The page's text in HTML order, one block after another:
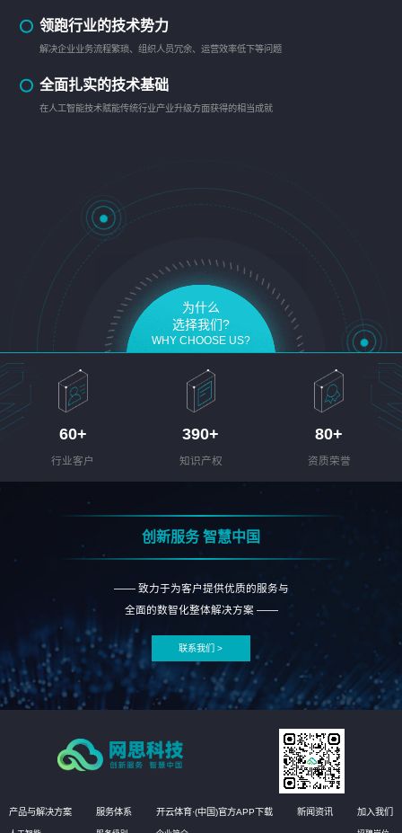
领跑行业的技术势力
解决企业业务流程繁琐、组织人员冗余、运营效率低下等问题
全面扎实的技术基础
在人工智能技术赋能传统行业产业升级方面获得的相当成就
为什么
选择我们?
WHY CHOOSE US?
60+
行业客户
390+
知识产权
80+
资质荣誉
创新服务 智慧中国
—— 致力于为客户提供优质的服务与
全面的数智化整体解决方案 ——
联系我们 >
产品与解决方案 服务体系 开云体育·(中国)官方APP下载 新闻资讯 加入我们